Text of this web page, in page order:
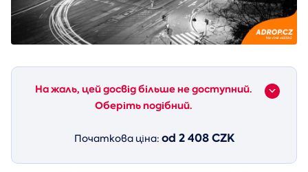
На жаль, цей досвід більше не доступний.
Оберіть подібний.
Початкова ціна: od 2 408 CZK